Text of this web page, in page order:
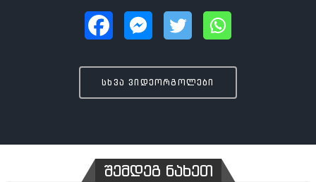
სხვა ვიდეორგოლები
შემდეგ ნახეთ